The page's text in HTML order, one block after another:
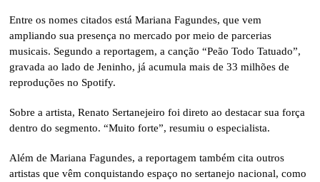
Entre os nomes citados está Mariana Fagundes, que vem
ampliando sua presença no mercado por meio de parcerias
musicais. Segundo a reportagem, a canção “Peão Todo Tatuado”,
gravada ao lado de Jeninho, já acumula mais de 33 milhões de
reproduções no Spotify.
Sobre a artista, Renato Sertanejeiro foi direto ao destacar sua força
dentro do segmento. “Muito forte”, resumiu o especialista.
Além de Mariana Fagundes, a reportagem também cita outros
artistas que vêm conquistando espaço no sertanejo nacional, como